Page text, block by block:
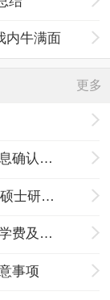
内牛满面
更多
北京科技大学2014年硕士生考试现场信息确认须知
北京科技大学2014年计划招收2500余名硕士研究生
北京科技大学2014年硕士研究生学制、学费及奖助政策
事项